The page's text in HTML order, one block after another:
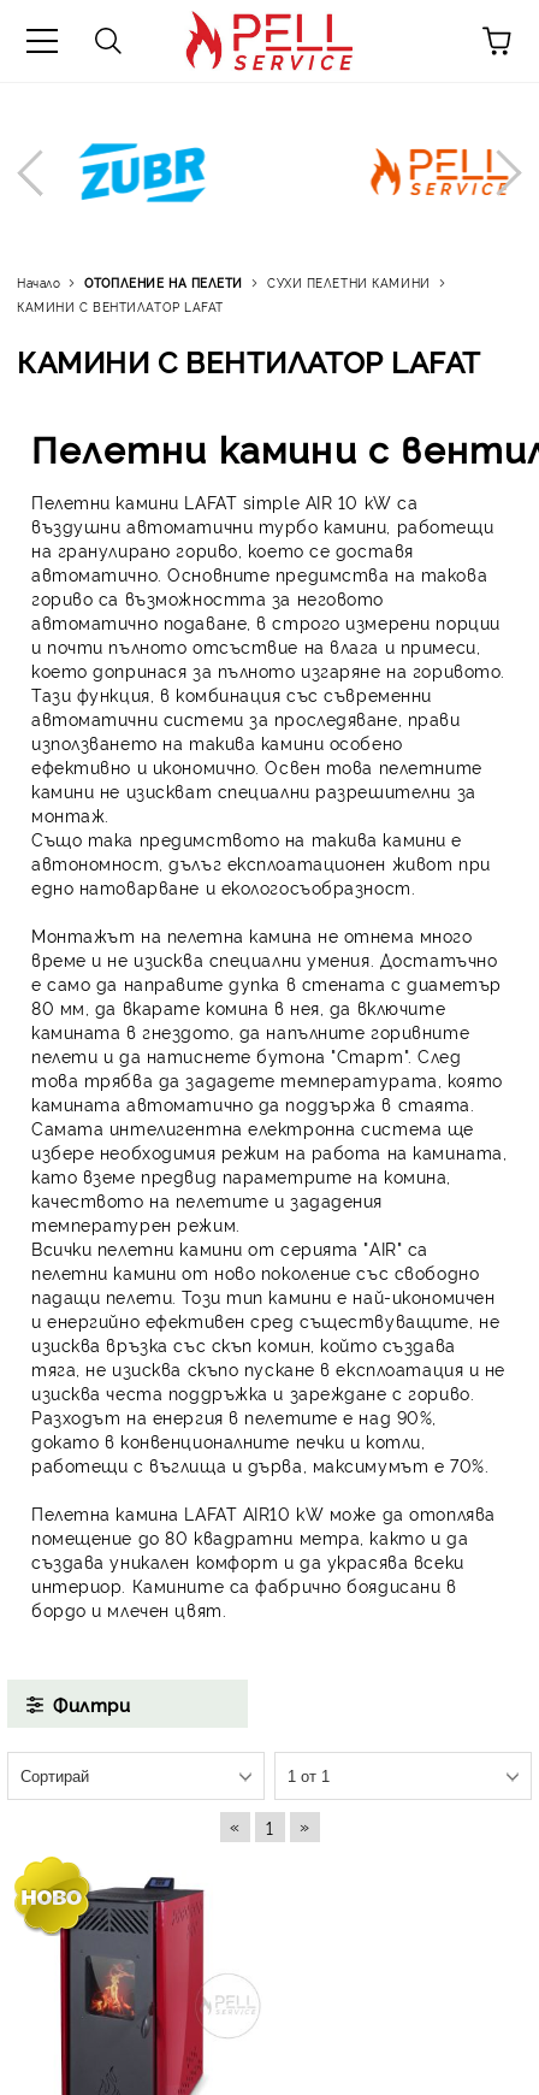
0878911334
Начало
КАМИНИ И КОТЛИ LAFAT
ТЕРМОПОМПИ
РЕЗЕРВНИ ЧАСТИ
АКСЕСОАРИ
СЕРВИЗ
ПРОМОЦИИ
Енергиен калкулатор
Контакти
НОВИНИ
Начало ОТОПЛЕНИЕ НА ПЕЛЕТИ
СУХИ ПЕЛЕТНИ КАМИНИ
КАМИНИ С ВЕНТИЛАТОР LAFAT
КАМИНИ С ВЕНТИЛАТОР LAFAT
Пелетни камини с
Пелетни камини LAFAT simple AIR 10 kW са
въздушни автоматични турбо камини, работещи
на гранулирано гориво, което се доставя
автоматично. Основните предимства на такова
гориво са възможността за неговото
автоматично подаване, в строго измерени порции
и почти пълното отсъствие на влага и примеси,
което допринася за пълното изгаряне на горивото.
Тази функция, в комбинация със съвременни
автоматични системи за проследяване, прави
използването на такива камини особено
ефективно и икономично. Освен това пелетните
камини не изискват специални разрешителни за
монтаж.
Също така предимството на такива камини е
автономност, дълъг експлоатационен живот при
едно натоварване и екологосъобразност.
Монтажът на пелетна камина не отнема много
време и не изисква специални умения. Достатъчно
е само да направите дупка в стената с диаметър
80 мм, да вкарате комина в нея, да включите
камината в гнездото, да напълните горивните
пелети и да натиснете бутона "Старт". След
това трябва да зададете температурата, която
камината автоматично да поддържа в стаята.
Самата интелигентна електронна система ще
избере необходимия режим на работа на камината,
като вземе предвид параметрите на комина,
качеството на пелетите и зададения
температурен режим.
Всички пелетни камини от серията "AIR" са
пелетни камини от ново поколение със свободно
падащи пелети. Този тип камини е най-икономичен
и енергийно ефективен сред съществуващите, не
изисква връзка със скъп комин, който създава
тяга, не изисква скъпо пускане в експлоатация и не
изисква честа поддръжка и зареждане с гориво.
Разходът на енергия в пелетите е над 90%,
докато в конвенционалните печки и котли,
работещи с въглища и дърва, максимумът е 70%.
Пелетна камина LAFAT AIR10 kW може да отоплява
помещение до 80 квадратни метра, както и да
създава уникален комфорт и да украсява всеки
интериор. Камините са фабрично боядисани в
бордо и млечен цвят.
Филтри
« 1 »